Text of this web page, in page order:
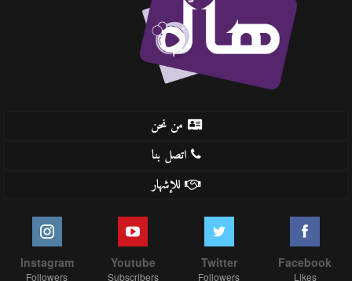
من نحن
اتصل بنا
للإشهار
Facebook
Likes
Twitter
Followers
Youtube
Subscribers
Instagram
Followers